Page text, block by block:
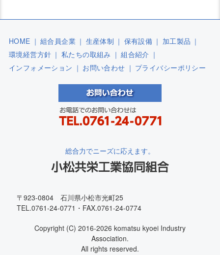
HOME ｜ 組合員企業 ｜ 生産体制 ｜ 保有設備 ｜ 加工製品 ｜
環境経営方針 ｜ 私たちの取組み ｜ 組合紹介 ｜
インフォメーション ｜ お問い合わせ ｜ プライバシーポリシー
総合力でニーズに応えます。
〒923-0804 石川県小松市光町25
TEL.0761-24-0771・FAX.0761-24-0774
Copyright (C) 2016-2026 komatsu kyoei Industry
Association.
All rights reserved.